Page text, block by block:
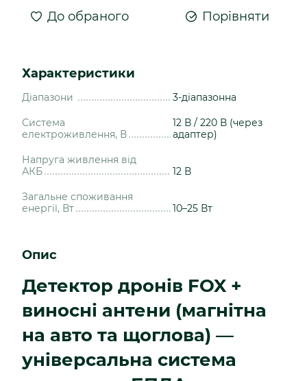
До обраного Порівняти
Характеристики
Діапазони 3-діапазонна
Система
електроживлення, В
12 В / 220 В (через
адаптер)
Напруга живлення від
АКБ
12 В
Загальне споживання
енергії, Вт
10–25 Вт
Опис
Детектор дронів FOX +
виносні антени (магнітна
на авто та щоглова) —
універсальна система